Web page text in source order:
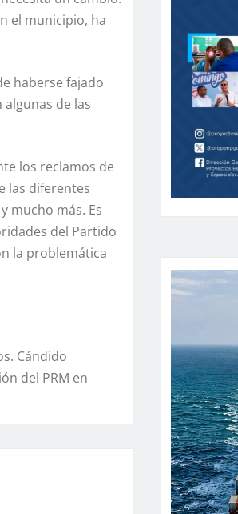
el municipio, ha
haberse fajado
de las
los reclamos de
las diferentes
mucho más. Es
del Partido
la problemática
Cándido
del PRM en